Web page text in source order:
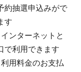
ン
ウ
約抽選申込みがで
す
ンターネットと
で利用できます
用料金のお支払